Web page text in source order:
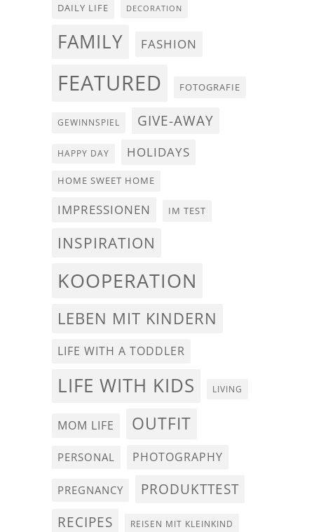
DAILY LIFE DECORATION
FAMILY FASHION
FEATURED FOTOGRAFIE
GEWINNSPIEL GIVE-AWAY
HAPPY DAY HOLIDAYS
HOME SWEET HOME
IMPRESSIONEN IM TEST
INSPIRATION
KOOPERATION
LEBEN MIT KINDERN
LIFE WITH A TODDLER
LIFE WITH KIDS LIVING
MOM LIFE OUTFIT
PERSONAL PHOTOGRAPHY
PREGNANCY PRODUKTTEST
RECIPES REISEN MIT KLEINKIND